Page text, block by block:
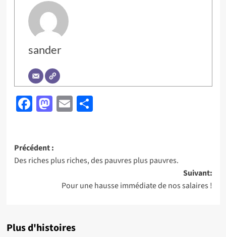
sander
Facebook
Mastodon
EmailPartager
Navigation
d’article
Précédent :
Des riches plus riches, des pauvres plus pauvres.
Suivant:
Pour une hausse immédiate de nos salaires !
Plus d'histoires